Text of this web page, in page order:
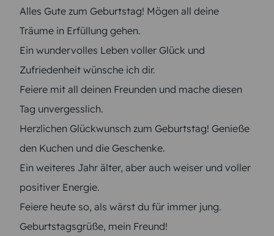
Alles Gute zum Geburtstag! Mögen all deine
Träume in Erfüllung gehen.
Ein wundervolles Leben voller Glück und
Zufriedenheit wünsche ich dir.
Feiere mit all deinen Freunden und mache diesen
Tag unvergesslich.
Herzlichen Glückwunsch zum Geburtstag! Genieße
den Kuchen und die Geschenke.
Ein weiteres Jahr älter, aber auch weiser und voller
positiver Energie.
Feiere heute so, als wärst du für immer jung.
Geburtstagsgrüße, mein Freund!